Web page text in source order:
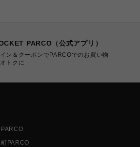
PARCO（公式アプリ）
ン＆クーポンでPARCOでのお買い物
トクに
PARCO